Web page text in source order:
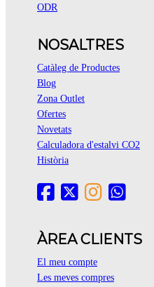
ODR
NOSALTRES
Catàleg de Productes
Blog
Zona Outlet
Ofertes
Novetats
Calculadora d'estalvi CO2
Història
ÀREA CLIENTS
El meu compte
Les meves compres